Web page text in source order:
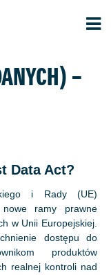
–
Data Act?
i Rady (UE)
ramy prawne
w Unii Europejskiej.
dostępu do
produktów
realnej kontroli nad